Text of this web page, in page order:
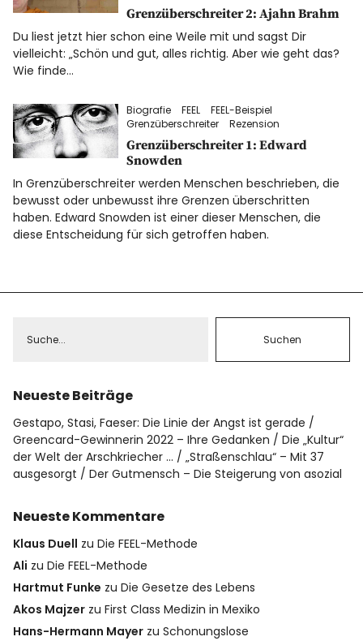
Grenzüberschreiter 2: Ajahn Brahm
Du liest jetzt hier schon eine Weile mit und sagst Dir
vielleicht: „Schön und gut, alles richtig. Aber wie geht das?
Wie finde…
Biografie FEEL
FEEL-Beispiel
Grenzüberschreiter
Rezension
Grenzüberschreiter 1: Edward
Snowden
In Grenzüberschreiter werden Menschen beschrieben, die
bewusst oder unbewusst ihre Grenzen überschritten
haben. Edward Snowden ist einer dieser Menschen, die
diese Entscheidung für sich getroffen haben.
Neueste Beiträge
Gestapo, Stasi, Faeser: Die Linie der Angst ist gerade
Greencard-Gewinnerin 2022 – Ihre Gedanken
Die „Kultur“
der Welt der Arschkriecher …
„Straßenschlau“ – Mit 37
ausgesorgt
Der Gutmensch – Die Steigerung von asozial
Neueste Kommentare
Klaus Duell zuDie FEEL-Methode
Ali zuDie FEEL-Methode
Hartmut Funke zuDie Gesetze des Lebens
Akos Majzer zuFirst Class Medizin in Mexiko
Hans-Hermann Mayer zuSchonungslose